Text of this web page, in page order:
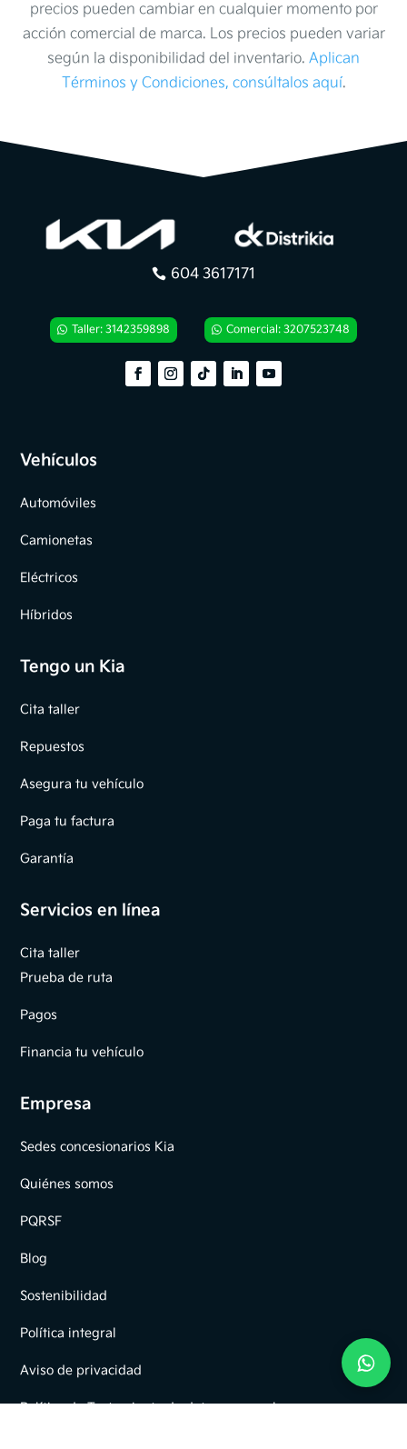
precios pueden cambiar en cualquier momento por
acción comercial de marca. Los precios pueden variar
según la disponibilidad del inventario. Aplican
Términos y Condiciones, consúltalos aquí.
604 3617171
Taller: 3142359898 Comercial: 3207523748
Vehículos
Automóviles
Camionetas
Eléctricos
Híbridos
Tengo un Kia
Cita taller
Repuestos
Asegura tu vehículo
Paga tu factura
Garantía
Servicios en línea
Cita taller
Prueba de ruta
Pagos
Financia tu vehículo
Empresa
Sedes concesionarios Kia
Quiénes somos
PQRSF
Blog
Sostenibilidad
Política integral
Aviso de privacidad
Política de Tratamiento de datos personales